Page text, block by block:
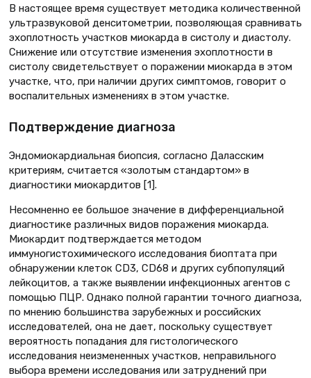
В настоящее время существует методика количественной
ультразвуковой денситометрии, позволяющая сравнивать
эхоплотность участков миокарда в систолу и диастолу.
Снижение или отсутствие изменения эхоплотности в
систолу свидетельствует о поражении миокарда в этом
участке, что, при наличии других симптомов, говорит о
воспалительных изменениях в этом участке.
Подтверждение диагноза
Эндомиокардиальная биопсия, согласно Даласским
критериям, считается «золотым стандартом» в
диагностики миокардитов [1].
Несомненно ее большое значение в дифференциальной
диагностике различных видов поражения миокарда.
Миокардит подтверждается методом
иммуногистохимического исследования биоптата при
обнаружении клеток CD3, CD68 и других субпопуляций
лейкоцитов, а также выявлении инфекционных агентов с
помощью ПЦР. Однако полной гарантии точного диагноза,
по мнению большинства зарубежных и российских
исследователей, она не дает, поскольку существует
вероятность попадания для гистологического
исследования неизмененных участков, неправильного
выбора времени исследования или затруднений при